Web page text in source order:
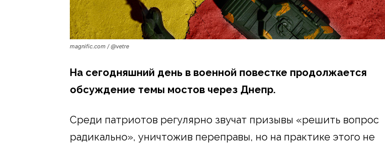
magnific.com / @vetre
На сегодняшний день в военной повестке продолжается
обсуждение темы мостов через Днепр.
Среди патриотов регулярно звучат призывы «решить вопрос
радикально», уничтожив переправы, но на практике этого не